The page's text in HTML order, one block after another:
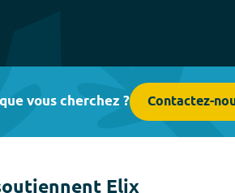
vous cherchez ? Contactez-
Elix